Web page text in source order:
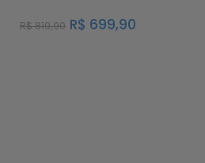
R$819,90 R$ 699,90